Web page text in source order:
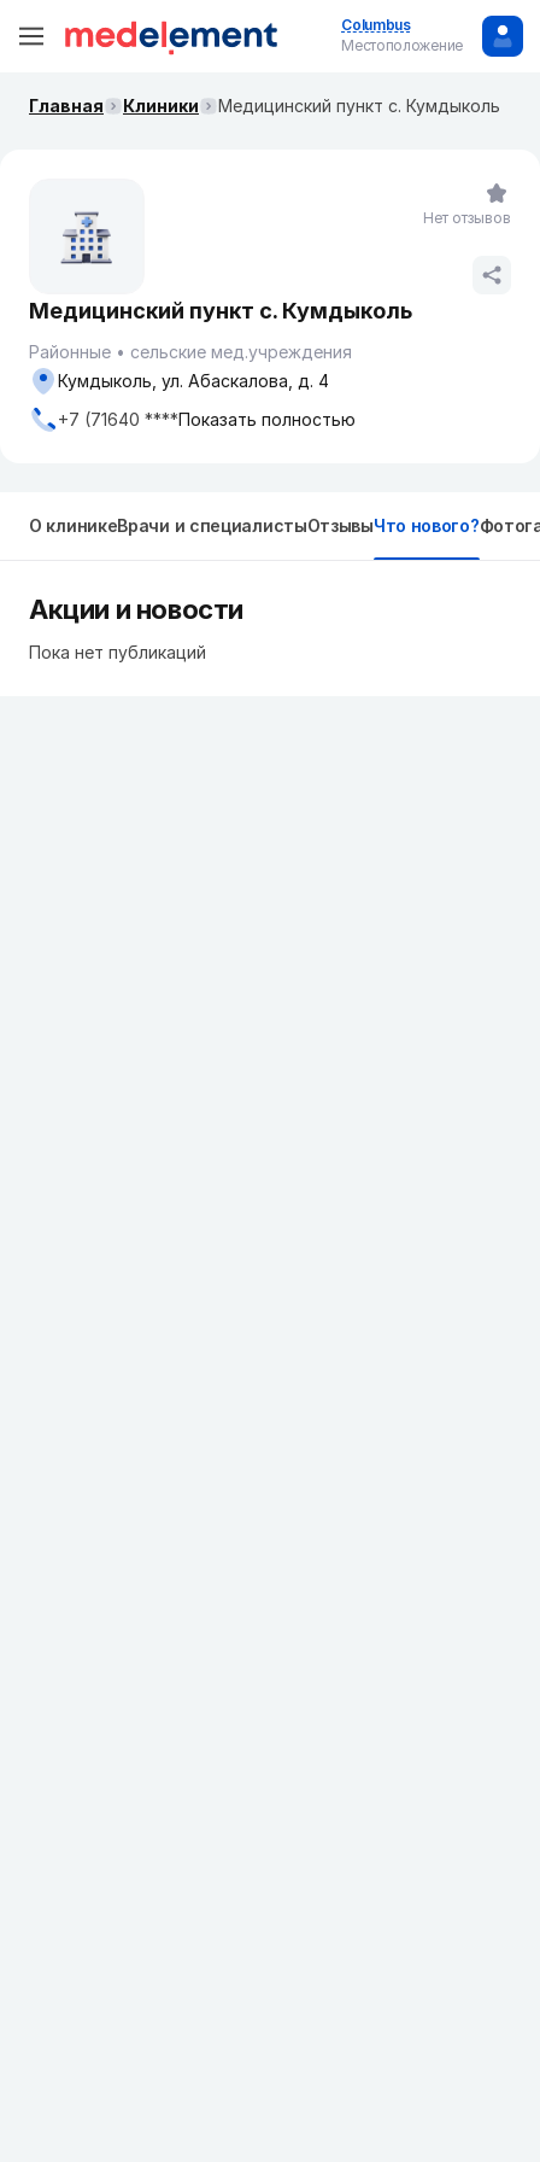
Columbus
Местоположение
Главная Клиники Медицинский пункт с. Кумдыколь
Медицинский пункт с. Кумдыколь
Районные
сельские мед.учреждения
Кумдыколь, ул. Абаскалова, д. 4
+7 (71640 ****Показать полностью
Нет отзывов
О клиникеВрачи и специалистыОтзывыЧто нового?
Акции и новости
Пока нет публикаций